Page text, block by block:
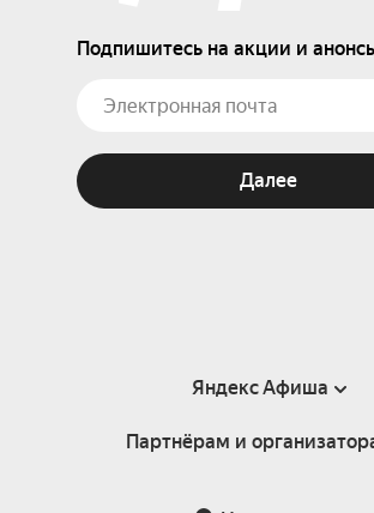
Подпишитесь на акции и
Далее
Яндекс Афиша
Справка
Партнёрам и